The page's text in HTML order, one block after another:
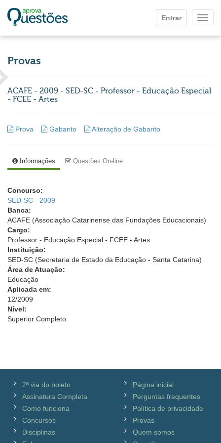
Entrar
Provas
ACAFE - 2009 - SED-SC - Professor - Educação Especial
- FCEE - Artes
Prova Gabarito Alteração de Gabarito
Informações Questões On-line
Concurso:
SED-SC - 2009
Banca:
ACAFE (Associação Catarinense das Fundações Educacionais)
Cargo:
Professor - Educação Especial - FCEE - Artes
Instituição:
SED-SC (Secretaria de Estado da Educação - Santa Catarina)
Área de Atuação:
Educação
Aplicada em:
12/2009
Nível:
Superior Completo
2ª via do boleto
Assinatura Completa
Como funciona
Concursos
Disciplinas
Página inicial
Perguntas frequentes
Política de privacidade
Provas
Quem somos